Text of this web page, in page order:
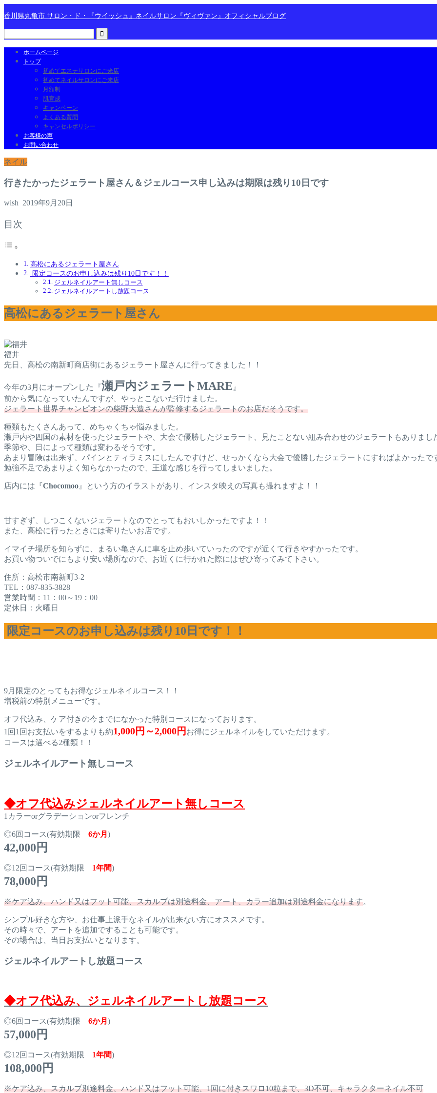
香川県丸亀市 サロン・ド・『ウイッシュ』ネイルサロン『ヴィヴァン』オフィシャルブログ
ホームページ
トップ
初めてエステサロンにご来店
初めてネイルサロンにご来店
月額制
肌育成
キャンペーン
よくある質問
キャンセルポリシー
お客様の声
お問い合わせ
ネイル
行きたかったジェラート屋さん＆ジェルコース申し込みは期限は残り10日です
wish 2019年9月20日
目次
高松にあるジェラート屋さん
限定コースのお申し込みは残り10日です！！
ジェルネイルアート無しコース
ジェルネイルアートし放題コース
高松にあるジェラート屋さん
福井
先日、高松の南新町商店街にあるジェラート屋さんに行ってきました！！
今年の3月にオープンした『瀬戸内ジェラートMARE 』
前から気になっていたんですが、やっとこないだ行けました。
ジェラート世界チャンピオンの柴野大造さんが監修するジェラートのお店だそうです。
種類もたくさんあって、めちゃくちゃ悩みました。
瀬戸内や四国の素材を使ったジェラートや、大会で優勝したジェラート、見たことない組み合わせのジェラートもありまし
季節や、日によって種類は変わるそうです。
あまり冒険は出来ず、パインとティラミスにしたんですけど、せっかくなら大会で優勝したジェラートにすればよかったで
勉強不足であまりよく知らなかったので、王道な感じを行ってしまいました。
店内には『Chocomoo 』という方のイラストがあり、インスタ映えの写真も撮れますよ！！
甘すぎず、しつこくないジェラートなのでとってもおいしかったですよ！！
また、高松に行ったときには寄りたいお店です。
イマイチ場所を知らずに、まるい亀さんに車を止め歩いていったのですが近くて行きやすかったです。
お買い物ついでにもより安い場所なので、お近くに行かれた際にはぜひ寄ってみて下さい。
住所：高松市南新町3-2
TEL：087-835-3828
営業時間：11：00～19：00
定休日：火曜日
限定コースのお申し込みは残り10日です！！
9月限定のとってもお得なジェルネイルコース！！
増税前の特別メニューです。
オフ代込み、ケア付きの今までになかった特別コースになっております。
1回1回お支払いをするよりも約1,000円～2,000円 お得にジェルネイルをしていただけます。
コースは選べる2種類！！
ジェルネイルアート無しコース
◆オフ代込みジェルネイルアート無しコース
1カラーorグラデーションorフレンチ
◎6回コース(有効期限 6か月 )
42,000円
◎12回コース(有効期限 1年間)
78,000円
※ケア込み、ハンド又はフット可能、スカルプは別途料金、アート、カラー追加は別途料金になります。
シンプル好きな方や、お仕事上派手なネイルが出来ない方にオススメです。
その時々で、アートを追加ですることも可能です。
その場合は、当日お支払いとなります。
ジェルネイルアートし放題コース
◆オフ代込み、ジェルネイルアートし放題コース
◎6回コース(有効期限 6か月 )
57,000円
◎12回コース(有効期限 1年間)
108,000円
※ケア込み、スカルプ別途料金、ハンド又はフット可能、1回に付きスワロ10粒まで、3D不可、キャラクターネイル不可